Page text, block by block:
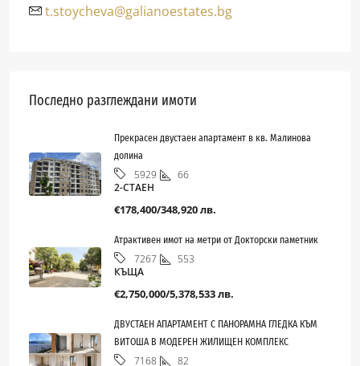
t.stoycheva@galianoestates.bg
Последно разглеждани имоти
Прекрасен двустаен апартамент в кв. Малинова
долина
5929
66
2-СТАЕН
€178,400/348,920 лв.
Атрактивен имот на метри от Докторски паметник
7267
553
КЪЩА
€2,750,000/5,378,533 лв.
ДВУСТАЕН АПАРТАМЕНТ С ПАНОРАМНА ГЛЕДКА КЪМ
ВИТОША В МОДЕРЕН ЖИЛИЩЕН КОМПЛЕКС
7168
82